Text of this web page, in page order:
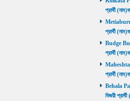
প্রার্থী
Metiaburuz
প্রার্থী
Budge
প্রার্থী
প্রার্থী
Behala
বিজয়ী